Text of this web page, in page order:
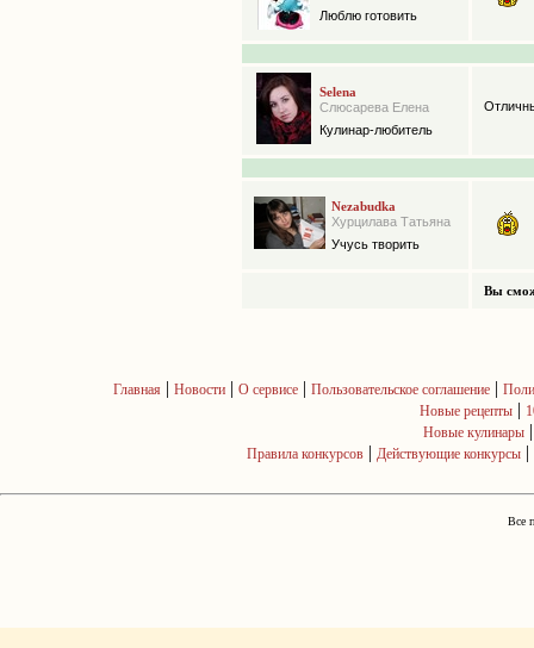
Люблю готовить
Selena
Слюсарева Елена
Кулинар-любитель
Nezabudka
Хурцилава Татьяна
Учусь творить
Вы
Главная | Новости| О сервисе| Пользовательское соглашение|
Новые рецепты |
Новые кулинары
Правила конкурсов | Действующие конкурсы |
Все